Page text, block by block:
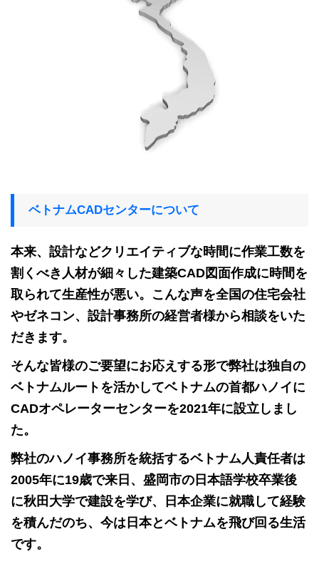
ベトナムCADセンターについて
本来、設計などクリエイティブな時間に作業工数を
割くべき人材が細々した建築CAD図面作成に時間を
取られて生産性が悪い。こんな声を全国の住宅会社
やゼネコン、設計事務所の経営者様から相談をいた
だきます。
そんな皆様のご要望にお応えする形で弊社は独自の
ベトナムルートを活かしてベトナムの首都ハノイに
CADオペレーターセンターを2021年に設立しまし
た。
弊社のハノイ事務所を統括するベトナム人責任者は
2005年に19歳で来日、盛岡市の日本語学校卒業後
に秋田大学で建設を学び、日本企業に就職して経験
を積んだのち、今は日本とベトナムを飛び回る生活
です。